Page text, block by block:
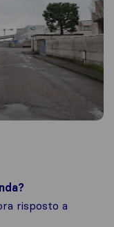
risposto a